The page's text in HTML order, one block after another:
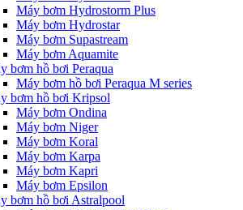
Máy bơm Hydrostorm Plus
Máy bơm Hydrostar
Máy bơm Supastream
Máy bơm Aquamite
bơm hồ bơi Peraqua
Máy bơm hồ bơi Peraqua M series
bơm hồ bơi Kripsol
Máy bơm Ondina
Máy bơm Niger
Máy bơm Koral
Máy bơm Karpa
Máy bơm Kapri
Máy bơm Epsilon
bơm hồ bơi Astralpool